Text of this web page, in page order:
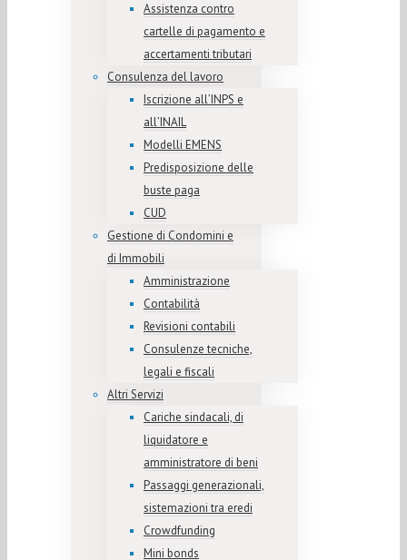
Assistenza contro
cartelle di pagamento e
accertamenti tributari
Consulenza del lavoro
Iscrizione all’INPS e
all’INAIL
Modelli EMENS
Predisposizione delle
buste paga
CUD
Gestione di Condomini e
di Immobili
Amministrazione
Contabilità
Revisioni contabili
Consulenze tecniche,
legali e fiscali
Altri Servizi
Cariche sindacali, di
liquidatore e
amministratore di beni
Passaggi generazionali,
sistemazioni tra eredi
Crowdfunding
Mini bonds